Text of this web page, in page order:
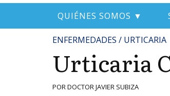
QUIÉNES SOMOS ▼
ENFERMEDADES / URTICARIA
Urticaria
POR DOCTOR JAVIER SUBIZA